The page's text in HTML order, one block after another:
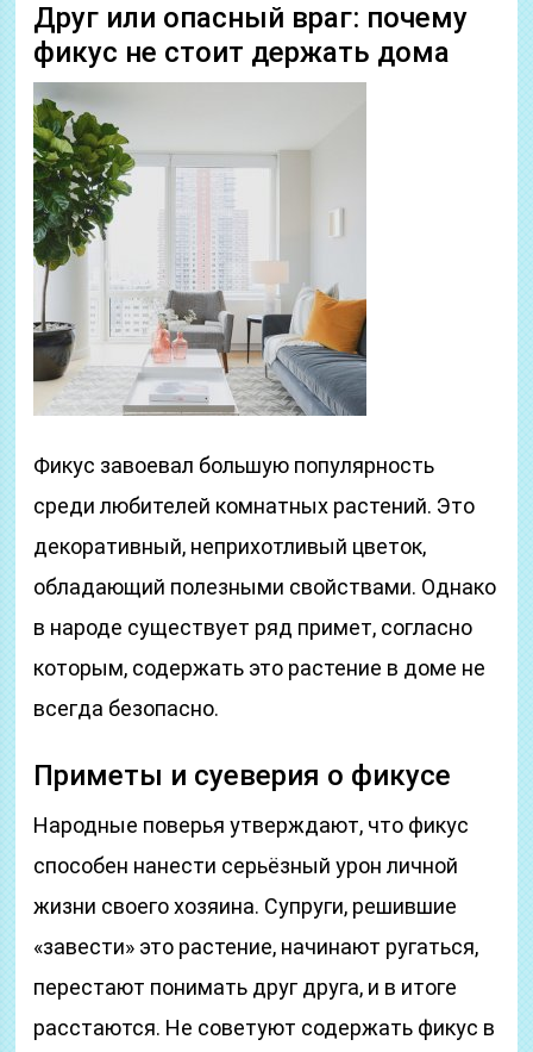
Друг или опасный враг: почему
фикус не стоит держать дома
Фикус завоевал большую популярность
среди любителей комнатных растений. Это
декоративный, неприхотливый цветок,
обладающий полезными свойствами. Однако
в народе существует ряд примет, согласно
которым, содержать это растение в доме не
всегда безопасно.
Приметы и суеверия о фикусе
Народные поверья утверждают, что фикус
способен нанести серьёзный урон личной
жизни своего хозяина. Супруги, решившие
«завести» это растение, начинают ругаться,
перестают понимать друг друга, и в итоге
расстаются. Не советуют содержать фикус в